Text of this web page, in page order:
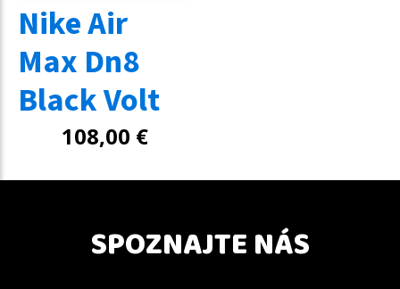
Nike Air
Max Dn8
Black Volt
108,00 €
SPOZNAJTE NÁS